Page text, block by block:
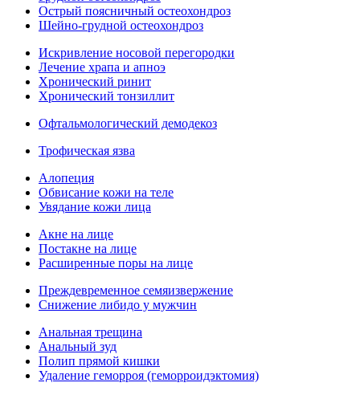
Острый поясничный остеохондроз
Шейно-грудной остеохондроз
Искривление носовой перегородки
Лечение храпа и апноэ
Хронический ринит
Хронический тонзиллит
Офтальмологический демодекоз
Трофическая язва
Алопеция
Обвисание кожи на теле
Увядание кожи лица
Акне на лице
Постакне на лице
Расширенные поры на лице
Преждевременное семяизвержение
Снижение либидо у мужчин
Анальная трещина
Анальный зуд
Полип прямой кишки
Удаление геморроя (геморроидэктомия)